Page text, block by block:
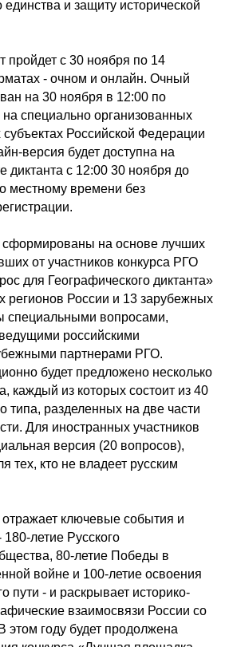
и защиту исторической
пройдет с 30 ноября по 14
- очном и онлайн. Очный
на 30 ноября в 12:00 по
специально организованных
Российской Федерации
версия будет доступна на
диктанта с 12:00 30 ноября до
местному времени без
сформированы на основе лучших
от участников конкурса РГО
для Географического диктанта»
регионов России и 13 зарубежных
специальными вопросами,
российскими
партнерами РГО.
будет предложено несколько
каждый из которых состоит из 40
типа, разделенных на две части
Для иностранных участников
версия (20 вопросов),
тех, кто не владеет русским
отражает ключевые события и
летие Русского
80-летие Победы в
войне и 100-летие освоения
пути - и раскрывает историко-
взаимосвязи России со
году будет продолжена